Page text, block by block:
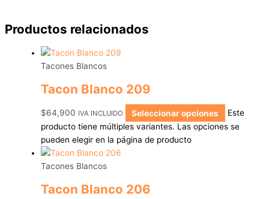
Productos relacionados
Tacones Blancos
Tacon Blanco 209
$64,900 IVA INCLUIDO Seleccionar opciones
Este
producto tiene múltiples variantes. Las opciones se
pueden elegir en la página de producto
Tacones Blancos
Tacon Blanco 206